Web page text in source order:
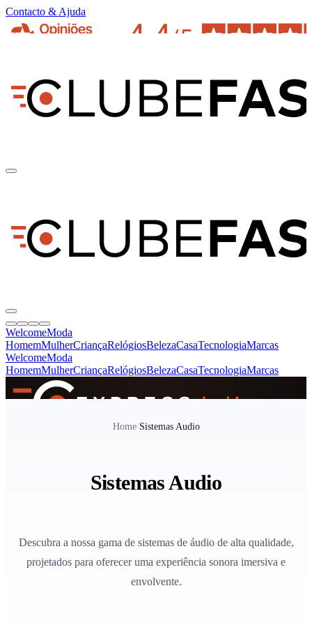
Contacto & Ajuda
WelcomeModa
HomemMulherCriançaRelógiosBelezaCasaTecnologiaMarcas
WelcomeModa
HomemMulherCriançaRelógiosBelezaCasaTecnologiaMarcas
Home/Sistemas Audio
Sistemas Audio
Descubra a nossa gama de sistemas de áudio de alta qualidade,
projetados para oferecer uma experiência sonora imersiva e
envolvente.